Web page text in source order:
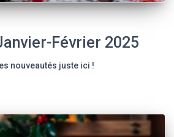
Février 2025
nouveautés juste ici !